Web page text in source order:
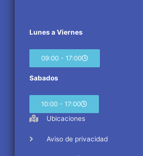
Lunes a Viernes
09:00 - 17:00
Sabados
10:00 - 17:00
Ubicaciones
Aviso de privacidad